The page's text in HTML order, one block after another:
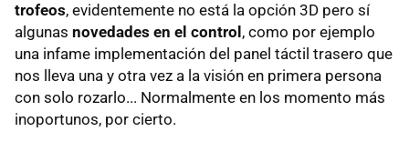
trofeos, evidentemente no está la opción 3D pero sí
algunas novedades en el control , como por ejemplo
una infame implementación del panel táctil trasero que
nos lleva una y otra vez a la visión en primera persona
con solo rozarlo... Normalmente en los momento más
inoportunos, por cierto.